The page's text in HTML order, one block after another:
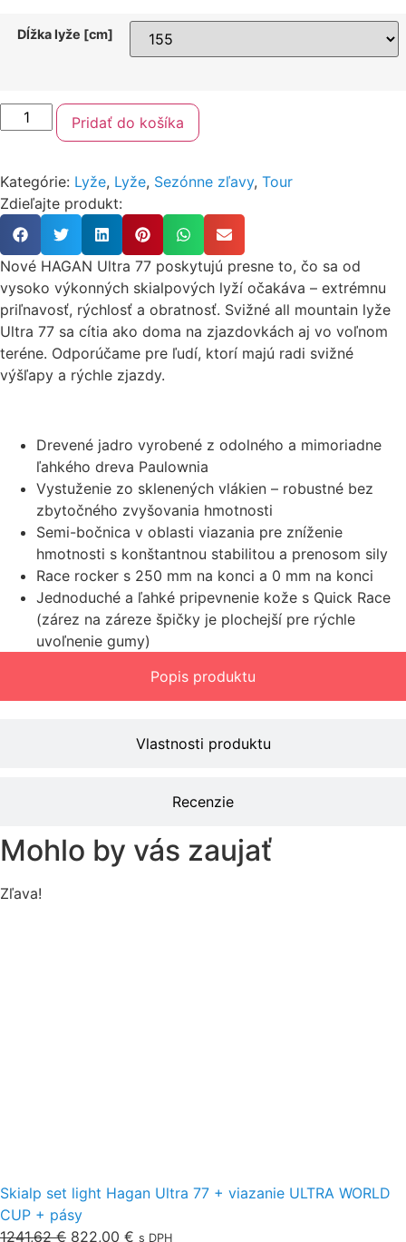
Dĺžka lyže [cm]
Pridať do košíka
Kategórie: Lyže, Lyže, Sezónne zľavy, Tour
Zdieľajte produkt:
Popis produktu
Vlastnosti produktu
Recenzie
Nové HAGAN Ultra 77 poskytujú presne to, čo sa od
vysoko výkonných skialpových lyží očakáva – extrémnu
priľnavosť, rýchlosť a obratnosť. Svižné all mountain lyže
Ultra 77 sa cítia ako doma na zjazdovkách aj vo voľnom
teréne. Odporúčame pre ľudí, ktorí majú radi svižné
výšľapy a rýchle zjazdy.
Drevené jadro vyrobené z odolného a mimoriadne
ľahkého dreva Paulownia
Vystuženie zo sklenených vlákien – robustné bez
zbytočného zvyšovania hmotnosti
Semi-bočnica v oblasti viazania pre zníženie
hmotnosti s konštantnou stabilitou a prenosom sily
Race rocker s 250 mm na konci a 0 mm na konci
Jednoduché a ľahké pripevnenie kože s Quick Race
(zárez na záreze špičky je plochejší pre rýchle
uvoľnenie gumy)
Mohlo by vás zaujať
Zľava!
Skialp set light Hagan Ultra 77 + viazanie ULTRA WORLD
CUP + pásy
1241,62€ 822,00 € s DPH